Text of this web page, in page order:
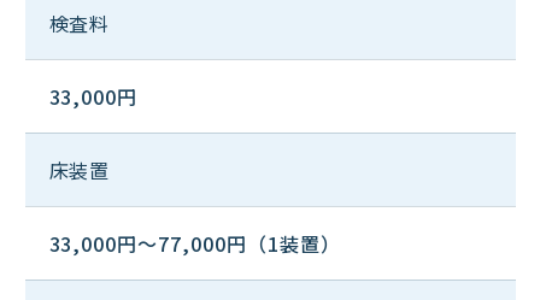
検査料
33,000円
床装置
33,000円～77,000円（1装置）